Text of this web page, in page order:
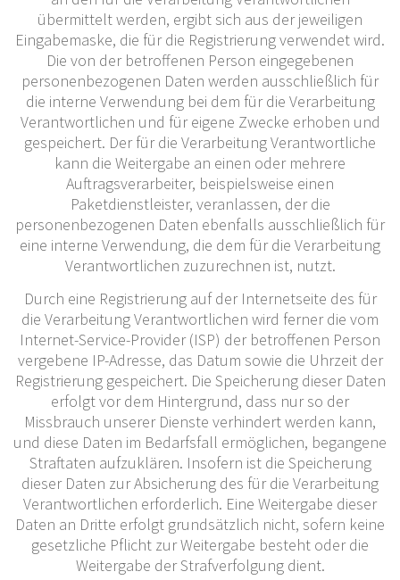
übermittelt werden, ergibt sich aus der jeweiligen
Eingabemaske, die für die Registrierung verwendet wird.
Die von der betroffenen Person eingegebenen
personenbezogenen Daten werden ausschließlich für
die interne Verwendung bei dem für die Verarbeitung
Verantwortlichen und für eigene Zwecke erhoben und
gespeichert. Der für die Verarbeitung Verantwortliche
kann die Weitergabe an einen oder mehrere
Auftragsverarbeiter, beispielsweise einen
Paketdienstleister, veranlassen, der die
personenbezogenen Daten ebenfalls ausschließlich für
eine interne Verwendung, die dem für die Verarbeitung
Verantwortlichen zuzurechnen ist, nutzt.
Durch eine Registrierung auf der Internetseite des für
die Verarbeitung Verantwortlichen wird ferner die vom
Internet-Service-Provider (ISP) der betroffenen Person
vergebene IP-Adresse, das Datum sowie die Uhrzeit der
Registrierung gespeichert. Die Speicherung dieser Daten
erfolgt vor dem Hintergrund, dass nur so der
Missbrauch unserer Dienste verhindert werden kann,
und diese Daten im Bedarfsfall ermöglichen, begangene
Straftaten aufzuklären. Insofern ist die Speicherung
dieser Daten zur Absicherung des für die Verarbeitung
Verantwortlichen erforderlich. Eine Weitergabe dieser
Daten an Dritte erfolgt grundsätzlich nicht, sofern keine
gesetzliche Pflicht zur Weitergabe besteht oder die
Weitergabe der Strafverfolgung dient.